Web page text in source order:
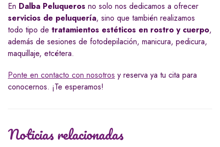
En Dalba Peluqueros no solo nos dedicamos a ofrecer
servicios de peluquería, sino que también realizamos
todo tipo de tratamientos estéticos en rostro y cuerpo,
además de sesiones de fotodepilación, manicura, pedicura,
maquillaje, etcétera.
Ponte en contacto con nosotros y reserva ya tu cita para
conocernos. ¡Te esperamos!
Noticias relacionadas